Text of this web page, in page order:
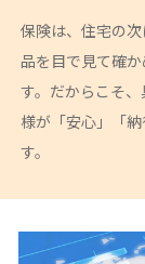
保険は、住宅の
品を目で見て確
す。だからこそ
様が「安心」「
す。